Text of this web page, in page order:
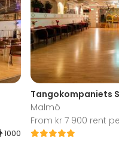
1000
Tangokompaniets
Malmö
From kr 7 900 rent